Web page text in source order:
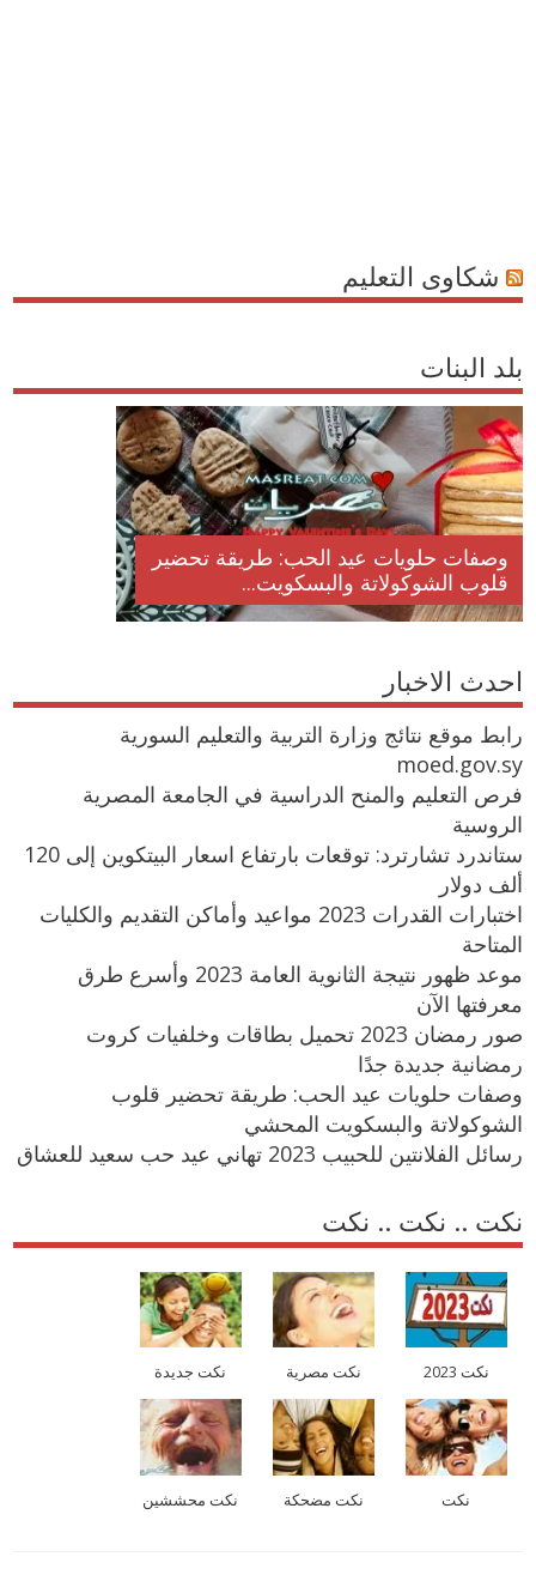
شكاوى التعليم
بلد البنات
وصفات حلويات عيد الحب: طريقة تحضير
قلوب الشوكولاتة والبسكويت...
احدث الاخبار
رابط موقع نتائج وزارة التربية والتعليم السورية
moed.gov.sy
فرص التعليم والمنح الدراسية في الجامعة المصرية
الروسية
ستاندرد تشارترد: توقعات بارتفاع اسعار البيتكوين إلى 120
ألف دولار
اختبارات القدرات 2023 مواعيد وأماكن التقديم والكليات
المتاحة
موعد ظهور نتيجة الثانوية العامة 2023 وأسرع طرق
معرفتها الآن
صور رمضان 2023 تحميل بطاقات وخلفيات كروت
رمضانية جديدة جدًا
وصفات حلويات عيد الحب: طريقة تحضير قلوب
الشوكولاتة والبسكويت المحشي
رسائل الفلانتين للحبيب 2023 تهاني عيد حب سعيد للعشاق
نكت .. نكت .. نكت
نكت 2023 نكت مصرية نكت جديدة
نكت نكت مضحكة نكت محششين